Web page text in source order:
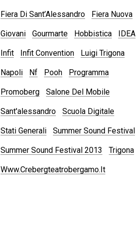
Fiera Di Sant’Alessandro Fiera Nuova
Giovani Gourmarte Hobbistica IDEA
Infit Infit Convention Luigi Trigona
Napoli Nf Pooh Programma
Promoberg Salone Del Mobile
Sant'alessandro Scuola Digitale
Stati Generali Summer Sound Festival
Summer Sound Festival 2013 Trigona
Www.crebergteatrobergamo.it